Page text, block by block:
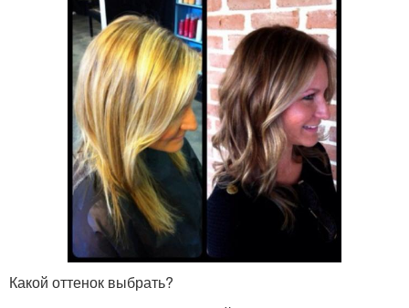
Какой оттенок выбрать?